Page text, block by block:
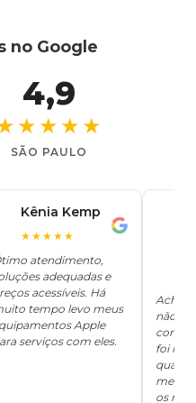
no Google
4,9
SÃO PAULO
Kênia Kemp
★★★★★
atendimento,
adequadas e
acessíveis. Há
tempo levo meus
Apple
serviços com eles.
Achei
não
foi
me
os